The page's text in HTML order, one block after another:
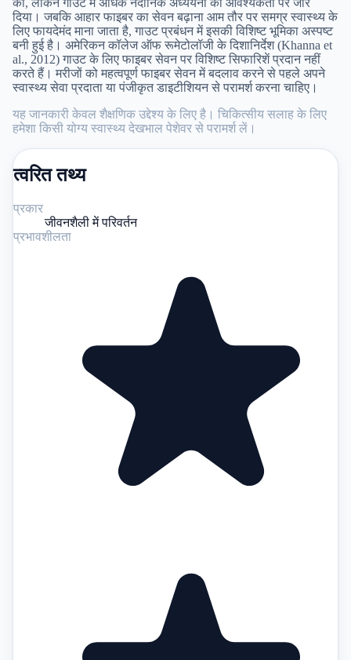
दिया। जबकि आहार फाइबर का सेवन बढ़ाना आम तौर पर समग्र स्वास्थ्य के
लिए फायदेमंद माना जाता है, गाउट प्रबंधन में इसकी विशिष्ट भूमिका अस्पष्ट
बनी हुई है। अमेरिकन कॉलेज ऑफ रूमेटोलॉजी के दिशानिर्देश (Khanna et
al., 2012) गाउट के लिए फाइबर सेवन पर विशिष्ट सिफारिशें प्रदान नहीं
करते हैं। मरीजों को महत्वपूर्ण फाइबर सेवन में बदलाव करने से पहले अपने
स्वास्थ्य सेवा प्रदाता या पंजीकृत डाइटीशियन से परामर्श करना चाहिए।
यह जानकारी केवल शैक्षणिक उद्देश्य के लिए है। चिकित्सीय सलाह के लिए
हमेशा किसी योग्य स्वास्थ्य देखभाल पेशेवर से परामर्श लें।
त्वरित तथ्य
प्रकार
जीवनशैली में परिवर्तन
प्रभावशीलता